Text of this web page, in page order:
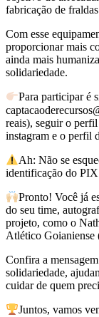
fabricação de
Com esse
proporcionar mais
ainda mais
solidariedade.
Para participar é
reais), seguir o
instagram e o perfil
Ah: Não se
identificação do
Pronto! Você já
do seu time,
projeto, como o
Atlético Goianiense
Confira a
solidariedade,
cuidar de quem
Juntos, vamos